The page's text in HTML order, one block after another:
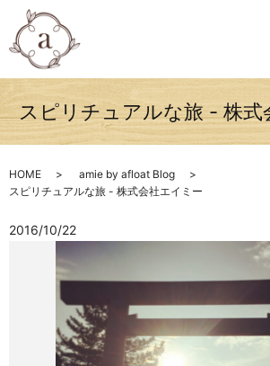
スピリチュアルな旅 - 株式
HOME
amie by afloat Blog
スピリチュアルな旅 - 株式会社エイミー
2016/10/22